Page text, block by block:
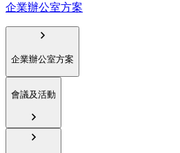
企業辦公室方案
企業辦公室方案
會議及活動